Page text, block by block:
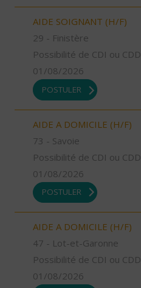
AIDE SOIGNANT (H/F)
29 - Finistère
Possibilité de CDI ou CDD
01/08/2026
POSTULER
AIDE A DOMICILE (H/F)
73 - Savoie
Possibilité de CDI ou CDD
01/08/2026
POSTULER
AIDE A DOMICILE (H/F)
47 - Lot-et-Garonne
Possibilité de CDI ou CDD
01/08/2026